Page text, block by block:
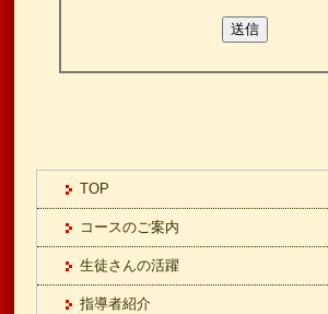
TOP
コースのご案内
生徒さんの活躍
指導者紹介